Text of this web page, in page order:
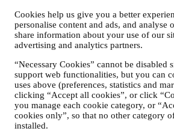
Cookies help us give you a better
personalise content and ads, and analyse
share information about your use of our
advertising and analytics partners.
“Necessary Cookies” cannot be disabled
support web functionalities, but you can
uses above (preferences, statistics and
clicking “Accept all cookies”, or click
you manage each cookie category, or
cookies only”, so that no other category
installed.
Vergeet niet dat u de controle hebt over uw
voorkeuren te allen tijde kunt beheren. U
uw gegevens nooit zonder uw toestemming
doorgeven voor hun eigen
om uw privacyrechten uit te oefenen, kunt u
privacy@lecreuset.com
om ons te laten
dienst kunnen zijn en wij zullen tijdig
Volledige Privacyverklaring van Le Creuset
Le Creuset verbindt zich ertoe uw
te beschermen en in deze verklaring wordt
persoonsgegevens verzamelen en